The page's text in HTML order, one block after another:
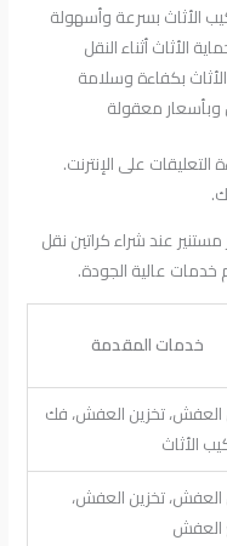
الأثاث بسرعة وأسهولة
الأثاث أثناء النقل
بكفاءة وسلامة
وبأسعار معقولة
على الإنترنت.
عند شراء كراتين نقل
عالية الجودة.
خدمات المقدمة
العفش، تخزين العفش، فك
الأثاث
تخزين العفش،
العفش